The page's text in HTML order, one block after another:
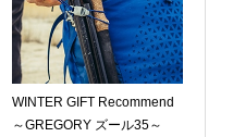
WINTER GIFT Recommend
～GREGORY ズール35～